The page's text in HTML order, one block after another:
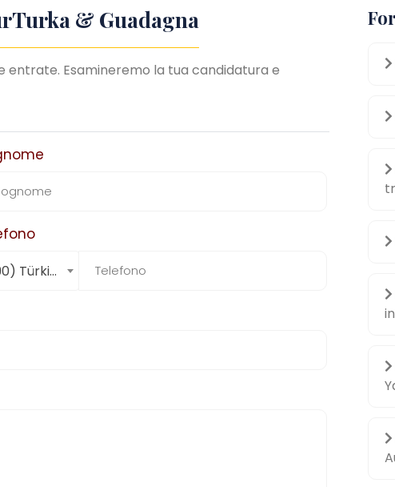
& Guadagna
Esamineremo la tua candidatura e
(+90) Türkiye